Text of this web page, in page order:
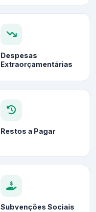
Despesas
Extraorçamentárias
Restos a Pagar
Subvenções Sociais